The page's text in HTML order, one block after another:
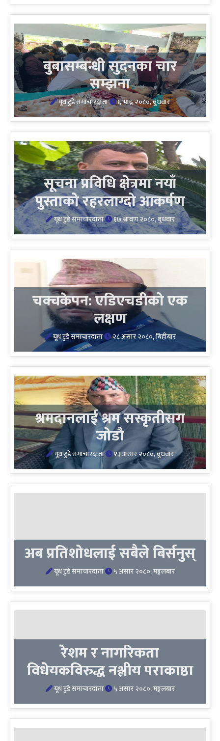
बुबासम्बन्धी सुदनका चार
सम्झना
यूथ टुडे समाचारदाता ६ भाद्र २०८०, बुधवार
सूचना प्रविधि क्षेत्रमा नयाँ
पुस्ताको रहरलाग्दो आकर्षण
यूथ टुडे समाचारदाता १७ श्रावण २०८०, बुधवार
चक्चकेपन: एडिएचडीको एक
लक्षण
यूथ टुडे समाचारदाता २८ असार २०८०, बिहीबार
श्रमदानलाई श्रम सस्कृतीसग
जोडौ
यूथ टुडे समाचारदाता १३ असार २०८०, बुधवार
अब प्रतिशोधलाई सबैले बिर्सनुस्
यूथ टुडे समाचारदाता ५ असार २०८०, मङ्गलबार
रेशम र नागरिकता
विधेयकविरुद्ध नश्लीय पराकाष्ठा
यूथ टुडे समाचारदाता ५ असार २०८०, मङ्गलबार